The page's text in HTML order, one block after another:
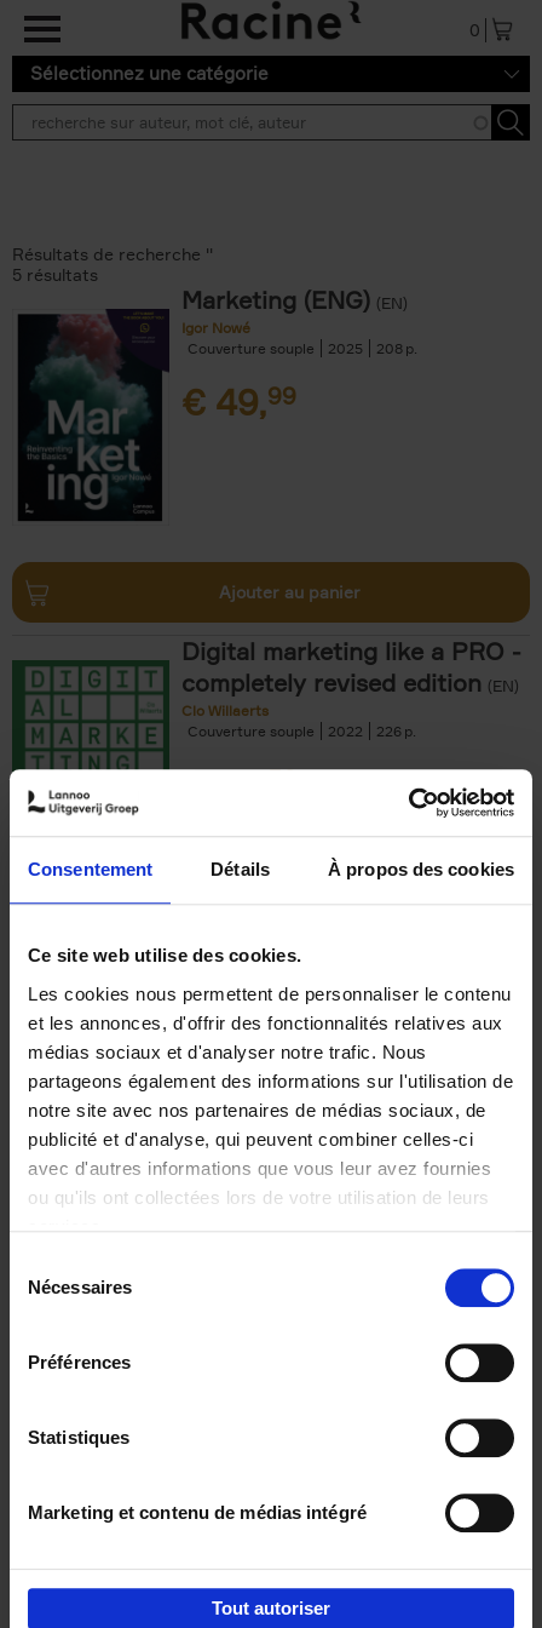
Consentement Détails À propos des cookies
Ce site web utilise des cookies.
Les cookies nous permettent de personnaliser le contenu
et les annonces, d'offrir des fonctionnalités relatives aux
médias sociaux et d'analyser notre trafic. Nous
partageons également des informations sur l'utilisation de
notre site avec nos partenaires de médias sociaux, de
publicité et d'analyse, qui peuvent combiner celles-ci
avec d'autres informations que vous leur avez fournies
ou qu'ils ont collectées lors de votre utilisation de leurs
Nécessaires
Préférences
Statistiques
Marketing et contenu de médias intégré
Tout autoriser
Aller au contenu principal
0
Sélectionnez une catégorie
Résultats de recherche ''
5 résultats
Marketing (ENG) (EN)
Igor Nowé
Couverture souple
2025 208
€ 49,99
Ajouter au panier
Digital marketing like a PRO -
completely revised edition (EN)
Clo Willaerts
Couverture souple
2022 226
€35,50
The Offer You Can't
Refuse
Steven Van Belleghem
Couverture souple
2020 256
€37,50
Building Bonds = Building